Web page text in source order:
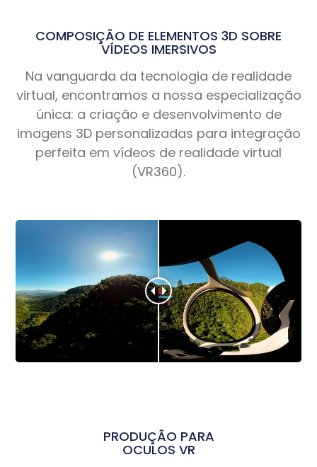
COMPOSIÇÃO DE ELEMENTOS 3D SOBRE
VÍDEOS IMERSIVOS
Na vanguarda da tecnologia de realidade
virtual, encontramos a nossa especialização
única: a criação e desenvolvimento de
imagens 3D personalizadas para integração
perfeita em vídeos de realidade virtual
(VR360).
PRODUÇÃO PARA
OCULOS VR